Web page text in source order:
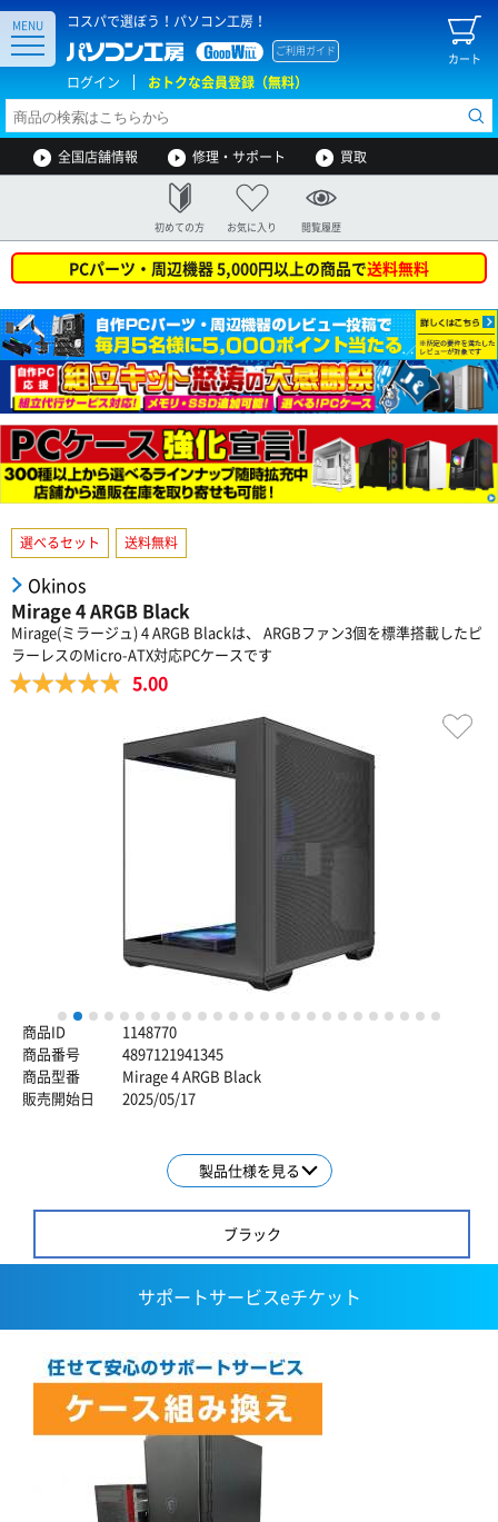
コスパで選ぼう！パソコン工房！
カート
ご利用ガイド
ログイン おトクな会員登録（無料）
MENU
全国店舗情報 修理・サポート 買取
初めての方 お気に入り 閲覧履歴
PCパーツ・周辺機器 5,000円以上の商品で送料無料
選べるセット 送料無料
Okinos
Mirage 4 ARGB Black
Mirage(ミラージュ) 4 ARGB Blackは、 ARGBファン3個を標準搭載したピ
ラーレスのMicro-ATX対応PCケースです
5.00
1 2 3 4 5 6 7 8 9 10 11 12 13 14 15 16 17 18 19 20 21 22 23 24
商品ID
1148770
商品番号
4897121941345
商品型番
Mirage 4 ARGB Black
販売開始日
2025/05/17
製品仕様を見る
ブラック
サポートサービスeチケット